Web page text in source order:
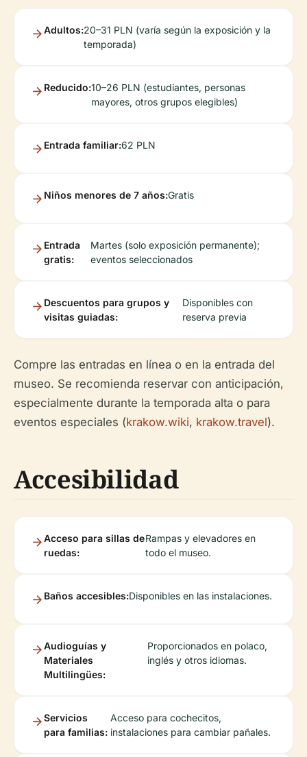
Adultos:20–31 PLN (varía según la exposición y la
temporada)
Reducido:10–26 PLN (estudiantes, personas
mayores, otros grupos elegibles)
Entrada familiar:62 PLN
Niños menores de 7 años:Gratis
Entrada
gratis:
Martes (solo exposición permanente);
eventos seleccionados
Descuentos para grupos y
visitas guiadas:
Disponibles con
reserva previa
Compre las entradas en línea o en la entrada del
museo. Se recomienda reservar con anticipación,
especialmente durante la temporada alta o para
eventos especiales (krakow.wiki, krakow.travel).
Accesibilidad
Acceso para sillas de
ruedas:
Rampas y elevadores en
todo el museo.
Baños accesibles:Disponibles en las instalaciones.
Audioguías y
Materiales
Multilingües:
Proporcionados en polaco,
inglés y otros idiomas.
Servicios
para familias:
Acceso para cochecitos,
instalaciones para cambiar pañales.